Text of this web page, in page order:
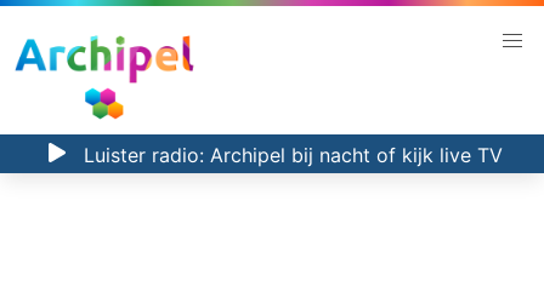
Luister radio: Archipel bij nacht of kijk live TV